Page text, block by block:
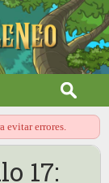
evitar errores.
17: